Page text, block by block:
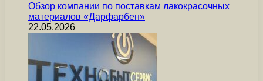
Обзор компании по поставкам лакокрасочных
материалов «Дарфарбен»
22.05.2026